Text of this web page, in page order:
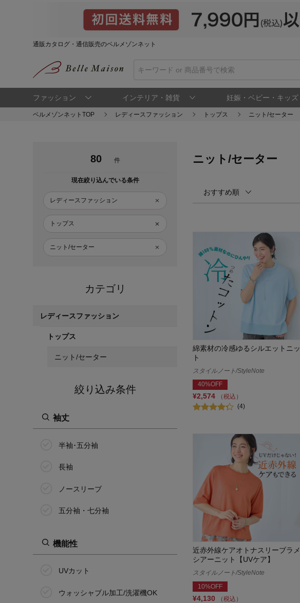
通販カタログ・通信販売のベルメゾンネット
ファッション インテリア・雑貨 妊娠・ベビー・キッズ
ベルメゾンネットTOP レディースファッション トップス ニット/セーター
80 件
現在絞り込んでいる条件
レディースファッション
トップス
ニット/セーター
カテゴリ
レディースファッション
トップス
ニット/セーター
絞り込み条件
袖丈
半袖･五分袖
長袖
ノースリーブ
五分袖・七分袖
機能性
UVカット
ウォッシャブル加工/洗濯機OK
ニット/セーター
おすすめ順
綿素材の冷感ゆるシルエットニッ
ト
スタイルノート/StyleNote
40%OFF
¥2,574
（税込）
(4)
近赤外線ケアオトナスリーブラメ
シアーニット【UVケア】
スタイルノート/StyleNote
10%OFF
¥4,130
（税込）